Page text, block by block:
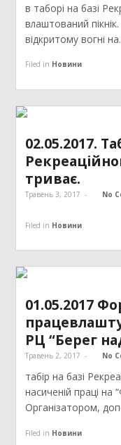
в таборі на базі
влаштований
відкритому вогні
Filed in Новини
02.05.2017.
триває.
Травень 3, 2017 - No
Filed in Новини
01.05.2017
РЦ “Берег
Травень 2, 2017 - No
табір на базі
насиченій праці на
Організатором,
Filed in Новини